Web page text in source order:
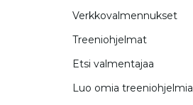
Verkkovalmennukset
Treeniohjelmat
Etsi valmentajaa
Luo omia treeniohjelmia